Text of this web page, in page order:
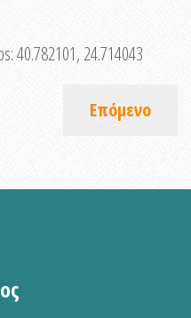
40.782101, 24.714043
Επόμενο